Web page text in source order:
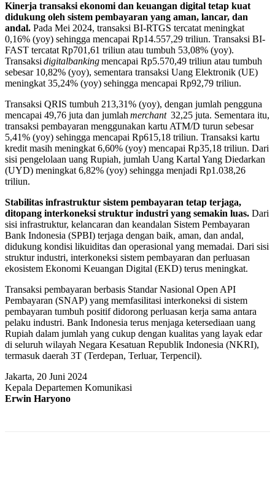
Kinerja transaksi ekonomi dan keuangan digital tetap kuat
didukung oleh sistem pembayaran yang aman, lancar, dan
andal. Pada Mei 2024, transaksi BI-RTGS tercatat meningkat
0,16% (yoy) sehingga mencapai Rp14.557,29 triliun. Transaksi BI-
FAST tercatat Rp701,61 triliun atau tumbuh 53,08% (yoy).
Transaksi digitalbankingmencapai Rp5.570,49 triliun atau tumbuh
sebesar 10,82% (yoy), sementara transaksi Uang Elektronik (UE)
meningkat 35,24% (yoy) sehingga mencapai Rp92,79 triliun.
Transaksi QRIS tumbuh 213,31% (yoy), dengan jumlah pengguna
mencapai 49,76 juta dan jumlah merchant 32,25 juta. Sementara itu,
transaksi pembayaran menggunakan kartu ATM/D turun sebesar
5,41% (yoy) sehingga mencapai Rp615,18 triliun. Transaksi kartu
kredit masih meningkat 6,60% (yoy) mencapai Rp35,18 triliun. Dari
sisi pengelolaan uang Rupiah, jumlah Uang Kartal Yang Diedarkan
(UYD) meningkat 6,82% (yoy) sehingga menjadi Rp1.038,26
triliun.
Stabilitas infrastruktur sistem pembayaran tetap terjaga,
ditopang interkoneksi struktur industri yang semakin luas. Dari
sisi infrastruktur, kelancaran dan keandalan Sistem Pembayaran
Bank Indonesia (SPBI) terjaga dengan baik, aman, dan andal,
didukung kondisi likuiditas dan operasional yang memadai. Dari sisi
struktur industri, interkoneksi sistem pembayaran dan perluasan
ekosistem Ekonomi Keuangan Digital (EKD) terus meningkat.
Transaksi pembayaran berbasis Standar Nasional Open API
Pembayaran (SNAP) yang memfasilitasi interkoneksi di sistem
pembayaran tumbuh positif didorong perluasan kerja sama antara
pelaku industri. Bank Indonesia terus menjaga ketersediaan uang
Rupiah dalam jumlah yang cukup dengan kualitas yang layak edar
di seluruh wilayah Negara Kesatuan Republik Indonesia (NKRI),
termasuk daerah 3T (Terdepan, Terluar, Terpencil).
Jakarta, 20 Juni 2024
Kepala Departemen Komunikasi
Erwin Haryono